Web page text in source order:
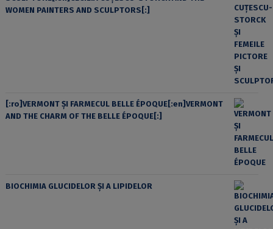
WOMEN PAINTERS AND SCULPTORS[:]
[:ro]VERMONT ȘI FARMECUL BELLE ÉPOQUE[:en]VERMONT
AND THE CHARM OF THE BELLE ÉPOQUE[:]
BIOCHIMIA GLUCIDELOR ȘI A LIPIDELOR